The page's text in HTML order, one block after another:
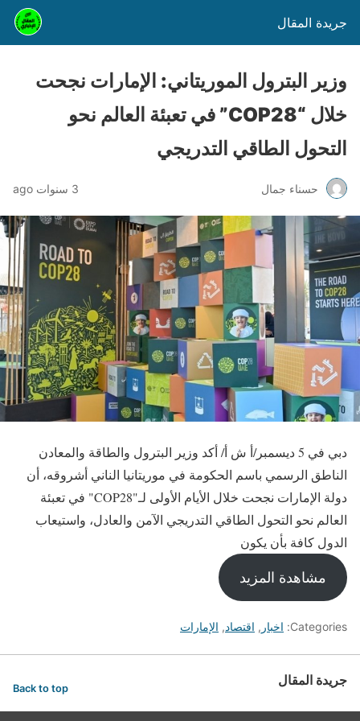
جريدة المقال
وزير البترول الموريتاني: الإمارات نجحت
خلال “COP28” في تعبئة العالم نحو
التحول الطاقي التدريجي
حسناء جمال 3 سنوات ago
دبي في 5 ديسمبر/أ ش أ/ أكد وزير البترول والطاقة والمعادن
الناطق الرسمي باسم الحكومة في موريتانيا الناني أشروقه، أن
دولة الإمارات نجحت خلال الأيام الأولى لـ"COP28" في تعبئة
العالم نحو التحول الطاقي التدريجي الآمن والعادل، واستيعاب
الدول كافة بأن يكون
مشاهدة المزيد
Categories: اخبار , اقتصاد, الإمارات
جريدة المقال Back to top